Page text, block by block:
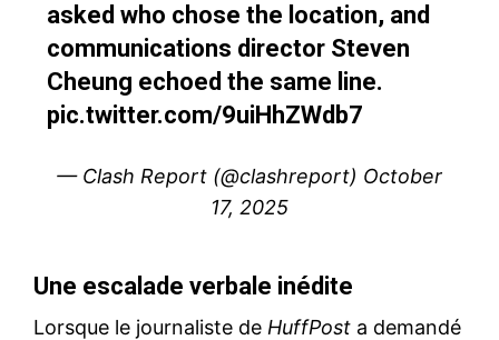
asked who chose the location, and
communications director Steven
Cheung echoed the same line.
pic.twitter.com/9uiHhZWdb7
— Clash Report (@clashreport) October
17, 2025
Une escalade verbale inédite
Lorsque le journaliste de HuffPost a demandé